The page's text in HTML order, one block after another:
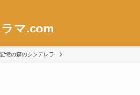
マ.com
記憶の森のシンデレラ